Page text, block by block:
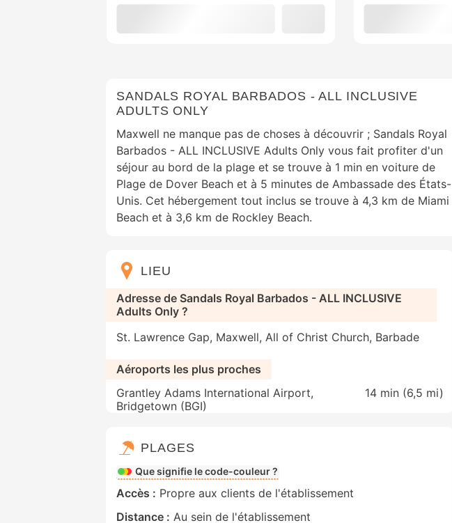
SANDALS ROYAL BARBADOS - ALL INCLUSIVE
ADULTS ONLY
Maxwell ne manque pas de choses à découvrir ; Sandals Royal
Barbados - ALL INCLUSIVE Adults Only vous fait profiter d'un
séjour au bord de la plage et se trouve à 1 min en voiture de
Plage de Dover Beach et à 5 minutes de Ambassade des États-
Unis. Cet hébergement tout inclus se trouve à 4,3 km de Miami
Beach et à 3,6 km de Rockley Beach.
LIEU
Adresse de Sandals Royal Barbados - ALL INCLUSIVE
Adults Only ?
St. Lawrence Gap, Maxwell, All of Christ Church, Barbade
Aéroports les plus proches
Grantley Adams International Airport,
Bridgetown (BGI)
14 min (6,5 mi)
PLAGES
Que signifie le code-couleur ?
Accès : Propre aux clients de l'établissement
Distance : Au sein de l'établissement